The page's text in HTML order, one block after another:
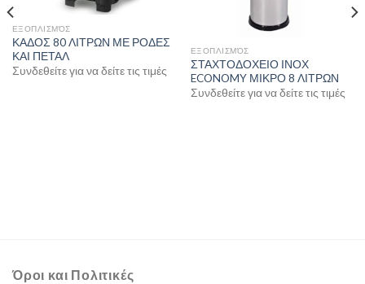
ΕΞΟΠΛΙΣΜΌΣ
ΚΑΔΟΣ 80 ΛΙΤΡΩΝ ΜΕ ΡΟΔΕΣ
ΚΑΙ ΠΕΤΑΛ
Συνδεθείτε για να δείτε τις τιμές
ΕΞΟΠΛΙΣΜΌΣ
ΣΤΑΧΤΟΔΟΧΕΙΟ ΙΝΟΧ
ECONOMY ΜΙΚΡΟ 8 ΛΙΤΡΩΝ
Συνδεθείτε για να δείτε τις τιμές
Όροι και Πολιτικές